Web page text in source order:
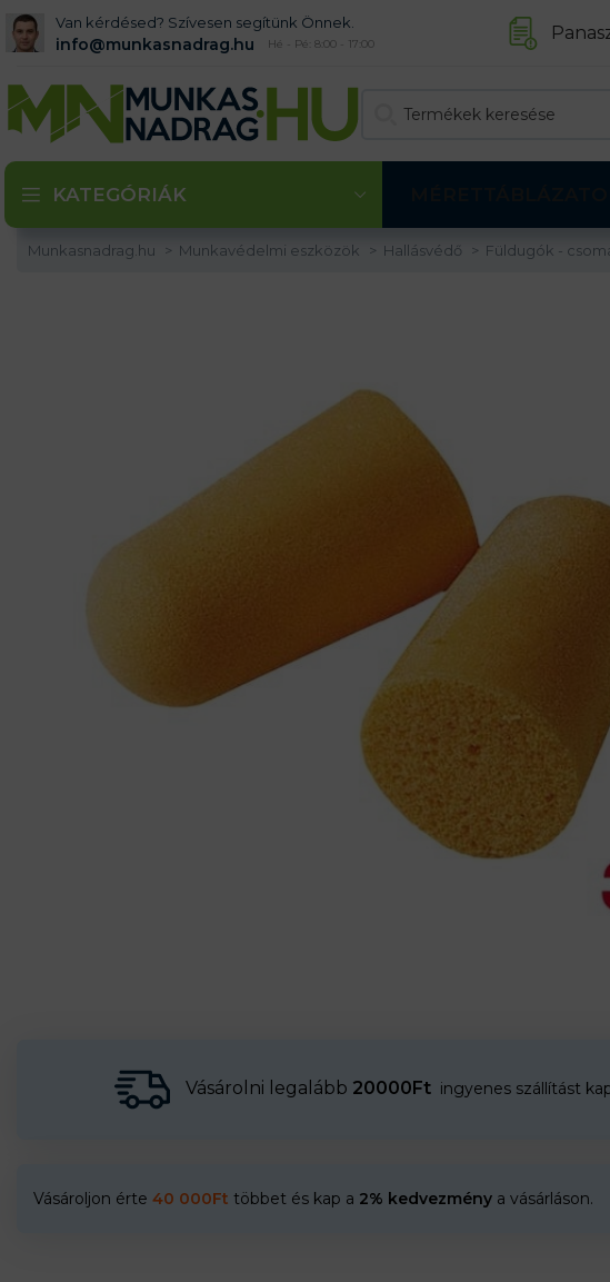
Van kérdésed? Szívesen segítünk Önnek.
info@munkasnadrag.hu Hé - Pé: 8:00 - 17:00
KATEGÓRIÁK
Munkasnadrag.hu Munkavédelmi eszközök Hallásvédő Füldugók -
Vásárolni legalább 20000Ft ingyenes szállítást
Vásároljon érte 40 000Ft többet és kap a 2% kedvezmény a vásárláson.